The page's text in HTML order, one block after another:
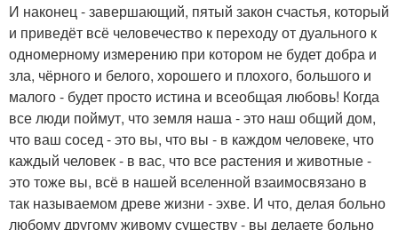
И наконец - завершающий, пятый закон счастья, который
и приведёт всё человечество к переходу от дуального к
одномерному измерению при котором не будет добра и
зла, чёрного и белого, хорошего и плохого, большого и
малого - будет просто истина и всеобщая любовь! Когда
все люди поймут, что земля наша - это наш общий дом,
что ваш сосед - это вы, что вы - в каждом человеке, что
каждый человек - в вас, что все растения и животные -
это тоже вы, всё в нашей вселенной взаимосвязано в
так называемом древе жизни - эхве. И что, делая больно
любому другому живому существу - вы делаете больно